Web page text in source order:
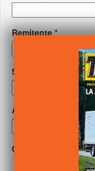
Remitente*
Su correo
Asunto
Captcha